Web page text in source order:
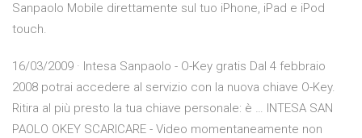
Sanpaolo Mobile direttamente sul tuo iPhone, iPad e iPod
touch.
16/03/2009 · Intesa Sanpaolo - O-Key gratis Dal 4 febbraio
2008 potrai accedere al servizio con la nuova chiave O-Key.
Ritira al più presto la tua chiave personale: è … INTESA SAN
PAOLO OKEY SCARICARE - Video momentaneamente non